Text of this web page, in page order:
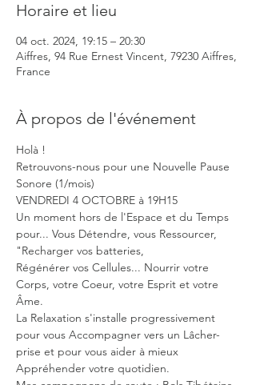
Horaire et lieu
04 oct. 2024, 19:15 – 20:30
Aiffres, 94 Rue Ernest Vincent, 79230 Aiffres,
France
À propos de l'événement
Holà !
Retrouvons-nous pour une Nouvelle Pause
Sonore (1/mois)
VENDREDI 4 OCTOBRE à 19H15
Un moment hors de l'Espace et du Temps
pour... Vous Détendre, vous Ressourcer,
"Recharger vos batteries,
Régénérer vos Cellules... Nourrir votre
Corps, votre Coeur, votre Esprit et votre
Âme.
La Relaxation s'installe progressivement
pour vous Accompagner vers un Lâcher-
prise et pour vous aider à mieux
Appréhender votre quotidien.